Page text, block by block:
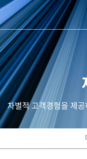
차별적 고객경험을 제